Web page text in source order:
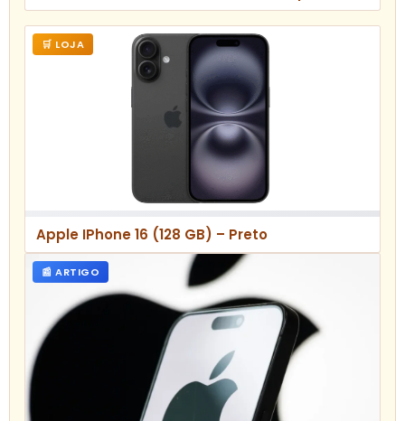
humor e drama
🛒 LOJA
Apple IPhone 16 (128 GB) – Preto
📰 ARTIGO